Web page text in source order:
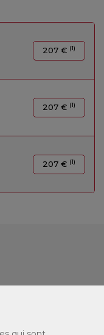
207 € (1)
207 € (1)
207 € (1)
formation. Nos
pour